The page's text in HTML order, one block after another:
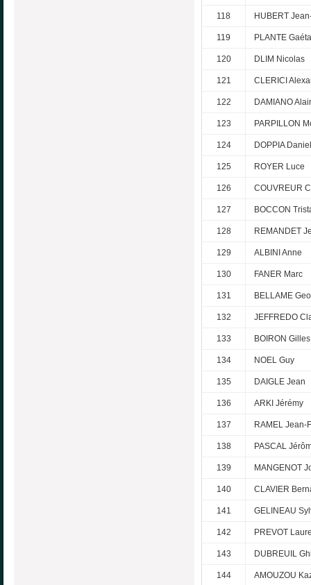
118 HUBERT
119 PLANTE
120 DLIM Nicolas
121 CLERICI
122 DAMIANO
123 PARPILLON
124 DOPPIA Daniel
125 ROYER Luce
126 COUVREUR
127 BOCCON
128 REMANDET
129 ALBINI Anne
130 FANER Marc
131 BELLAME
132 JEFFREDO
133 BOIRON Gilles
134 NOEL Guy
135 DAIGLE Jean
136 ARKI Jérémy
137 RAMEL Jean-
138 PASCAL
139 MANGENOT
140 CLAVIER
141 GELINEAU
142 PREVOT
143 DUBREUIL
144 AMOUZOU